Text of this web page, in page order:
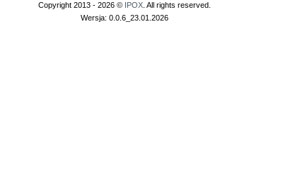
Copyright 2013 - 2026 © IPOX . All rights reserved.
Wersja: 0.0.6_23.01.2026